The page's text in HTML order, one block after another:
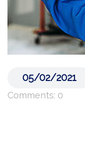
05/02/2021
Comments: 0